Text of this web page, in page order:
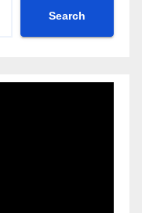
Search